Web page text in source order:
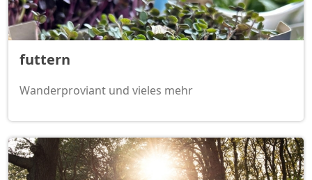
futtern
Wanderproviant und vieles mehr